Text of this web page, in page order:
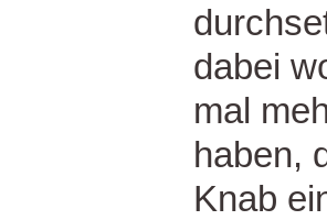
dabei
mal
haben,
Knab